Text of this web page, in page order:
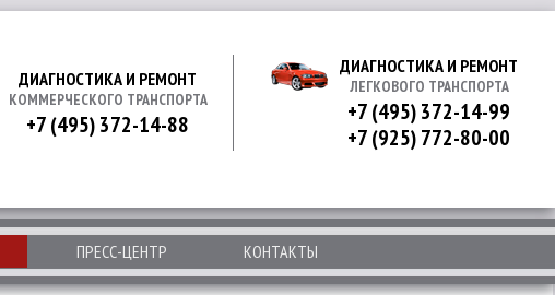
ДИАГНОСТИКА И РЕМОНТ
КОММЕРЧЕСКОГО ТРАНСПОРТА
+7 (495) 372-14-88
ДИАГНОСТИКА И РЕМОНТ
ЛЕГКОВОГО ТРАНСПОРТА
+7 (495) 372-14-99
+7 (925) 772-80-00
ПРЕСС-ЦЕНТР КОНТАКТЫ